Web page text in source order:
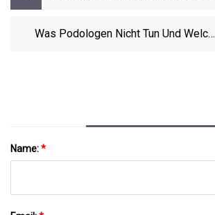
Was Podologen Nicht Tun Und Welche
Name:*